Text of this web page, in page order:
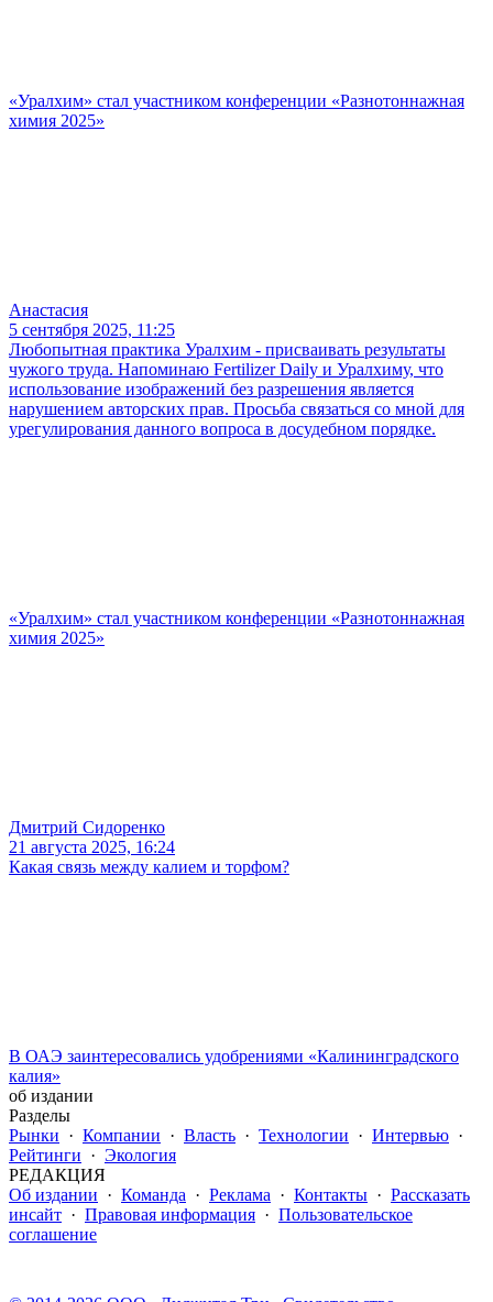
«Уралхим» стал участником конференции «Разнотоннажная
химия 2025»
Анастасия
5 сентября 2025, 11:25
Любопытная практика Уралхим - присваивать результаты
чужого труда. Напоминаю Fertilizer Daily и Уралхиму, что
использование изображений без разрешения является
нарушением авторских прав. Просьба связаться со мной для
урегулирования данного вопроса в досудебном порядке.
«Уралхим» стал участником конференции «Разнотоннажная
химия 2025»
Дмитрий Сидоренко
21 августа 2025, 16:24
Какая связь между калием и торфом?
В ОАЭ заинтересовались удобрениями «Калининградского
калия»
об издании
Разделы
Рынки · Компании · Власть · Технологии · Интервью ·
Рейтинги · Экология
РЕДАКЦИЯ
Об издании · Команда · Реклама · Контакты · Рассказать
инсайт · Правовая информация · Пользовательское
соглашение